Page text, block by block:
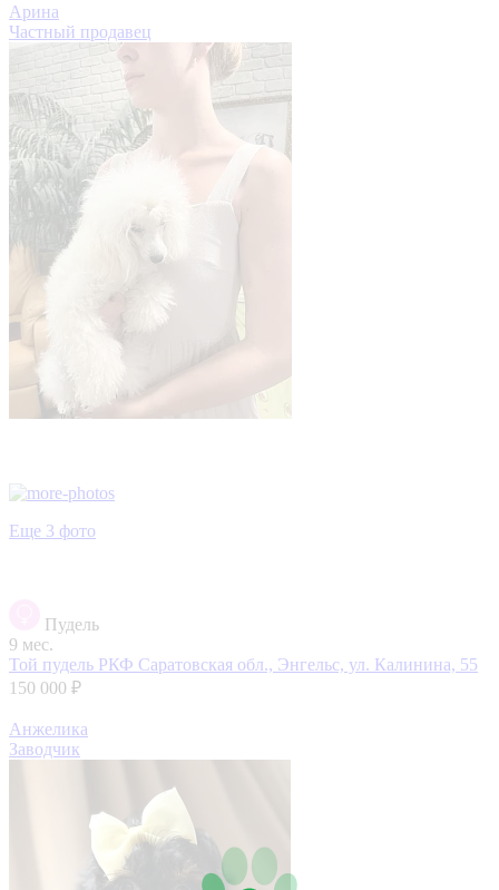
Арина
Частный продавец
Еще 3 фото
Пудель
9 мес.
Той пудель РКФ Саратовская обл., Энгельс, ул. Калинина, 55
150 000 ₽
Анжелика
Заводчик